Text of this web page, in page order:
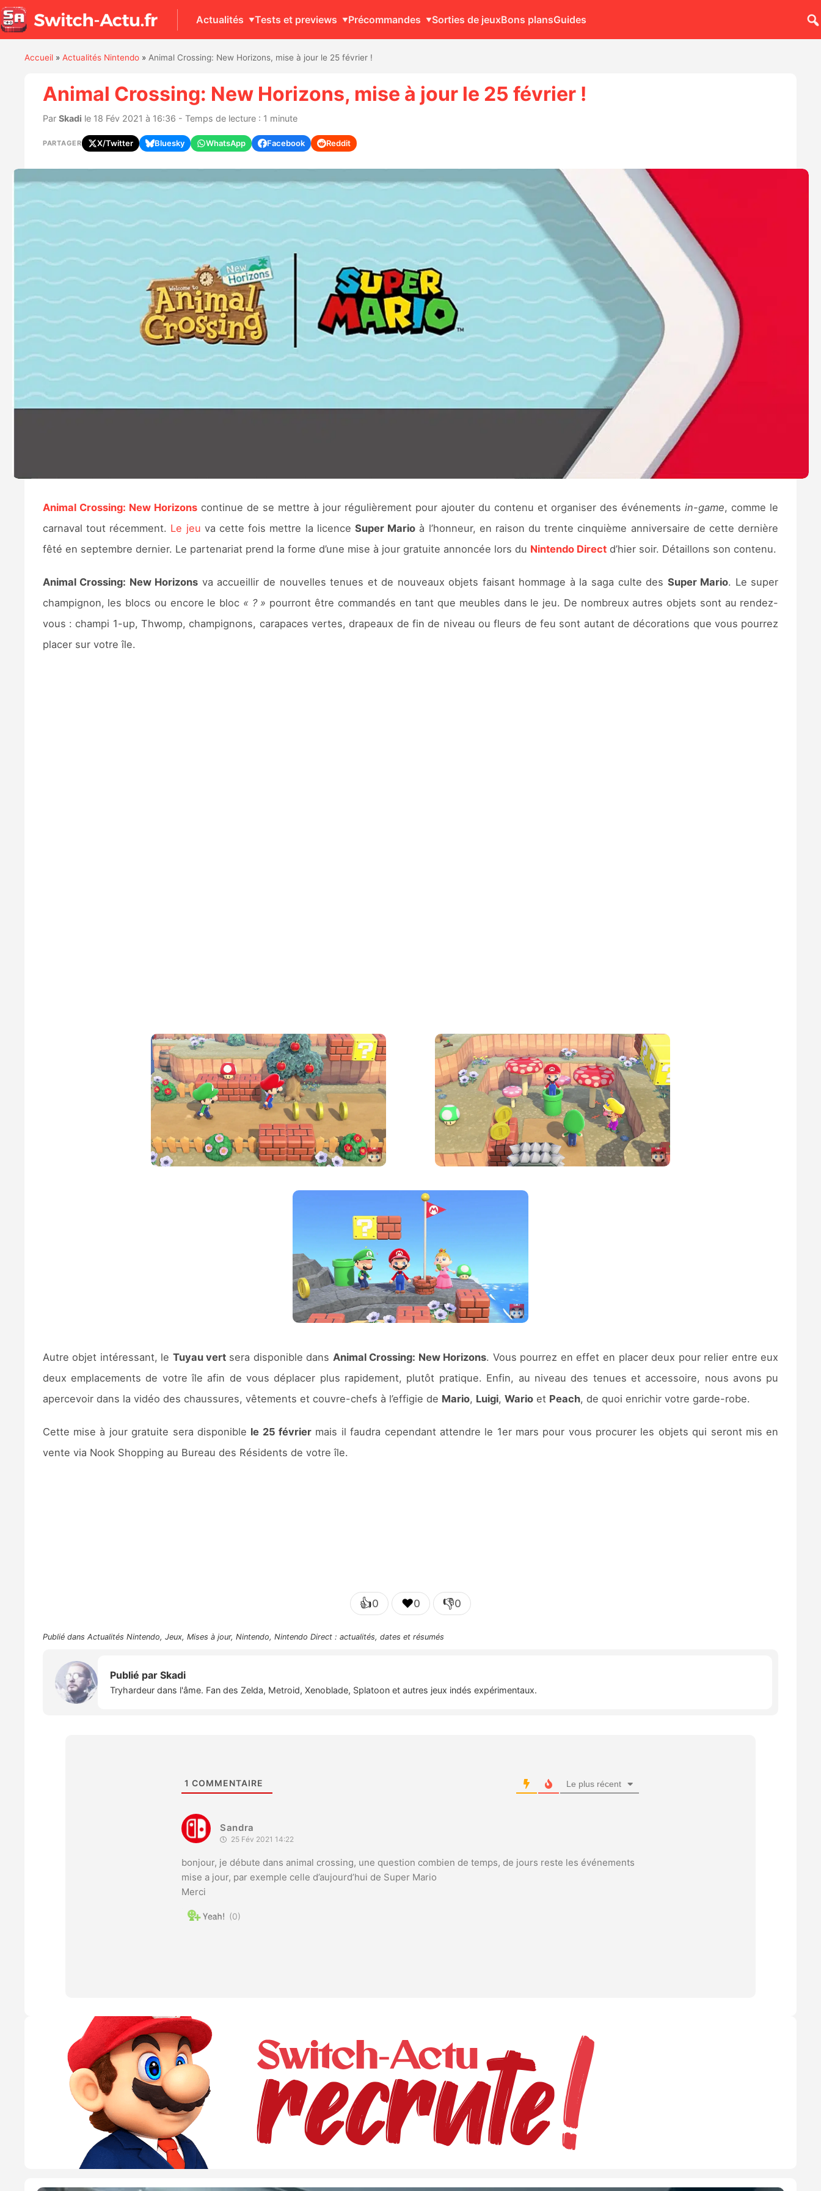
Actualités Tests et previews Précommandes Sorties de jeuxBons plansGuides
Accueil» Actualités Nintendo» Animal Crossing: New Horizons, mise à jour le 25 février !
Animal Crossing: New Horizons, mise à jour le 25 février !
Par Skadi le 18 Fév 2021 à 16:36 - Temps de lecture : 1 minute
PARTAGER X/Twitter Bluesky WhatsApp Facebook Reddit
Animal Crossing: New Horizonscontinue de se mettre à jour régulièrement pour ajouter du contenu et organiser des événementsin-game, comme le
carnaval tout récemment. Le jeu va cette fois mettre la licence Super Mario à l’honneur, en raison du trente cinquième anniversaire de cette dernière
fêté en septembre dernier. Le partenariat prend la forme d’une mise à jour gratuite annoncée lors du Nintendo Directd’hier soir. Détaillons son contenu.
Animal Crossing: New Horizons va accueillir de nouvelles tenues et de nouveaux objets faisant hommage à la saga culte des Super Mario. Le super
champignon, les blocs ou encore le bloc « ? » pourront être commandés en tant que meubles dans le jeu. De nombreux autres objets sont au rendez-
vous : champi 1-up, Thwomp, champignons, carapaces vertes, drapeaux de fin de niveau ou fleurs de feu sont autant de décorations que vous pourrez
placer sur votre île.
Autre objet intéressant, le Tuyau vert sera disponible dans Animal Crossing: New Horizons. Vous pourrez en effet en placer deux pour relier entre eux
deux emplacements de votre île afin de vous déplacer plus rapidement, plutôt pratique. Enfin, au niveau des tenues et accessoire, nous avons pu
apercevoir dans la vidéo des chaussures, vêtements et couvre-chefs à l’effigie de Mario, Luigi, Warioet Peach, de quoi enrichir votre garde-robe.
Cette mise à jour gratuite sera disponible le 25 février mais il faudra cependant attendre le 1er mars pour vous procurer les objets qui seront mis en
vente via Nook Shopping au Bureau des Résidents de votre île.
👍0 ❤️0 👎0
Publié dans Actualités Nintendo, Jeux, Mises à jour, Nintendo, Nintendo Direct : actualités, dates et résumés
Publié par Skadi
Tryhardeur dans l'âme. Fan des Zelda, Metroid, Xenoblade, Splatoon et autres jeux indés expérimentaux.
1 COMMENTAIRE Le plus récent
Sandra
25 Fév 2021 14:22
bonjour, je débute dans animal crossing, une question combien de temps, de jours reste les événements
mise a jour, par exemple celle d’aujourd’hui de Super Mario
Merci
0